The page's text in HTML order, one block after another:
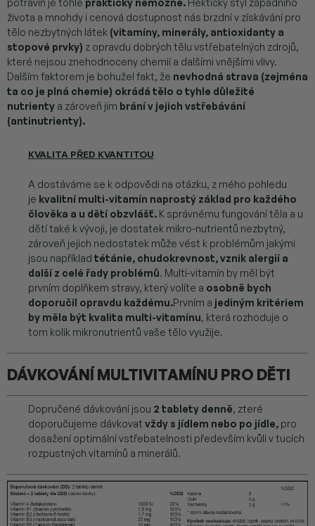
potravin je tohle prakticky nemožné. Hektický styl západního
života a mnohdy i cenová dostupnost nás brzdní v získávání pro
tělo nezbytných látek (vitamíny, minerály, antioxidanty a
stopové prvky) z opravdu dobrých tělu vstřebatelných zdrojů,
které nejsou znehodnoceny chemií a dalšími vnějšími vlivy.
Dalším faktorem je bohužel fakt, že nevhodná strava (zejména
ta co je plná chemie) okrádá tělo o tyhle důležité
nutrienty a zároveň jim brání v jejich vstřebávání
(antinutrienty).
KVALITA PŘED KVANTITOU
A dostáváme se k odpovědi na otázku, z mého pohledu
je kvalitní multi-vitamín naprostý základ pro každého
člověka a u dětí obzvlášť. K správnému fungování těla a u
dětí také k vývoji, je dostatek mikro-nutrientů nezbytný,
zároveň jejich nedostatek může vést k problémům jakými
jsou například tétánie, chudokrevnost, vznik alergií a
další z celé řady problémů. Multi-vitamín by měl být
prvním doplňkem stravy, který volíte a osobně bych
doporučil opravdu každému.Prvním a jediným kritériem
by měla být kvalita multi-vitamínu, která rozhoduje o
tom kolik mikronutrientů vaše tělo využije.
DÁVKOVÁNÍ MULTIVITAMÍNU PRO DĚTI
Dopručené dávkování jsou 2 tablety denně, zteré
doporučujeme dávkovat vždy s jídlem nebo po jídle, pro
dosažení optimální vstřebatelnosti především kvůli v tucích
rozpustných vitamínů a minerálů.